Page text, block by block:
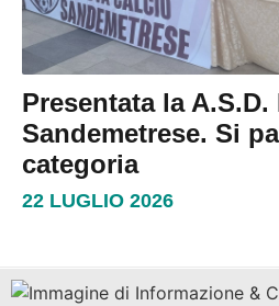
Presentata la
Sandemetrese. Si
categoria
22 LUGLIO 2026